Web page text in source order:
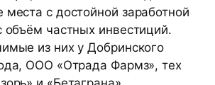
места с достойной заработной
объём частных инвестиций.
из них у Добринского
ООО «Отрада Фармз», тех